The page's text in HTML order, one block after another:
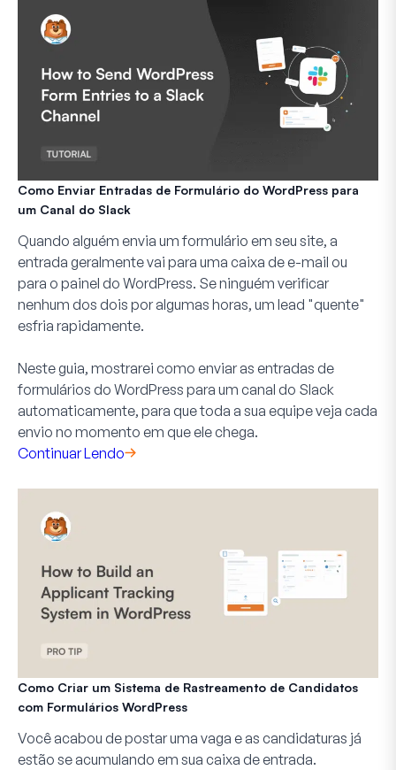
Como Enviar Entradas de Formulário do WordPress para
um Canal do Slack
Quando alguém envia um formulário em seu site, a
entrada geralmente vai para uma caixa de e-mail ou
para o painel do WordPress. Se ninguém verificar
nenhum dos dois por algumas horas, um lead "quente"
esfria rapidamente.
Neste guia, mostrarei como enviar as entradas de
formulários do WordPress para um canal do Slack
automaticamente, para que toda a sua equipe veja cada
envio no momento em que ele chega.
Continuar Lendo
Como Criar um Sistema de Rastreamento de Candidatos
com Formulários WordPress
Você acabou de postar uma vaga e as candidaturas já
estão se acumulando em sua caixa de entrada.